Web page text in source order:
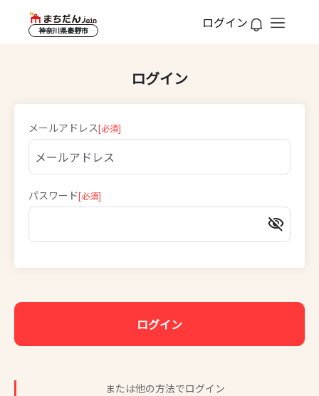
神奈川県秦野市 ログイン
ログイン
メールアドレス
パスワード
visibility_off
ログイン
または他の方法でログイン